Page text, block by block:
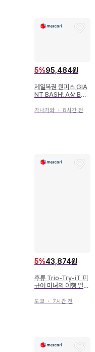
5%95,484원
제일복권 원피스 GIA
NT BASH! A상 B상
가나가와 ・ 8시간 전
5%43,874원
후류 Trio-Try-iT 피
규어 마녀의 여행 일레
도쿄 ・ 7시간 전